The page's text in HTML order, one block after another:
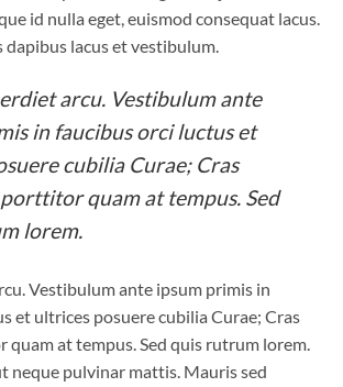
id nulla eget, euismod consequat lacus.
lacus et vestibulum.
arcu. Vestibulum ante
in faucibus orci luctus et
cubilia Curae; Cras
quam at tempus. Sed
lorem.
Vestibulum ante ipsum primis in
et ultrices posuere cubilia Curae; Cras
at tempus. Sed quis rutrum lorem.
neque pulvinar mattis. Mauris sed